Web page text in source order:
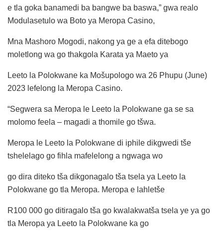
e tla goka banamedi ba bangwe ba baswa,” gwa realo
Modulasetulo wa Boto ya Meropa Casino,
Mna Mashoro Mogodi, nakong ya ge a efa ditebogo
moletlong wa go thakgola Karata ya Maeto ya
Leeto la Polokwane ka Mošupologo wa 26 Phupu (June)
2023 lefelong la Meropa Casino.
“Segwera sa Meropa le Leeto la Polokwane ga se sa
molomo feela – magadi a thomile go tšwa.
Meropa le Leeto la Polokwane di iphile dikgwedi tše
tshelelago go fihla mafelelong a ngwaga wo
go dira diteko tša dikgonagalo tša tsela ya Leeto la
Polokwane go tla Meropa. Meropa e lahletše
R100 000 go ditiragalo tša go kwalakwatša tsela ye ya go
tla Meropa ya Leeto la Polokwane ka go